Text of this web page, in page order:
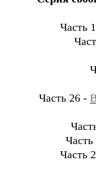
Часть
Часть 26 -
Часть